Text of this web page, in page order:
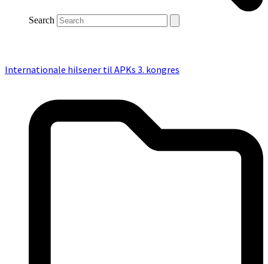
Search
Internationale hilsener til APKs 3. kongres